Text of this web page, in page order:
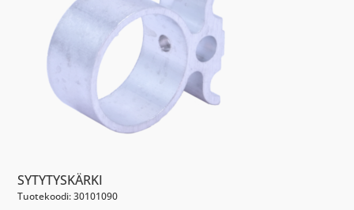
SYTYTYSKÄRKI
Tuotekoodi: 30101090